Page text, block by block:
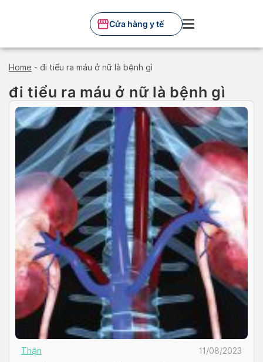
Cửa hàng y tế
Home - đi tiểu ra máu ở nữ là bệnh gì
đi tiểu ra máu ở nữ là bệnh gì
Thận 11/08/2023